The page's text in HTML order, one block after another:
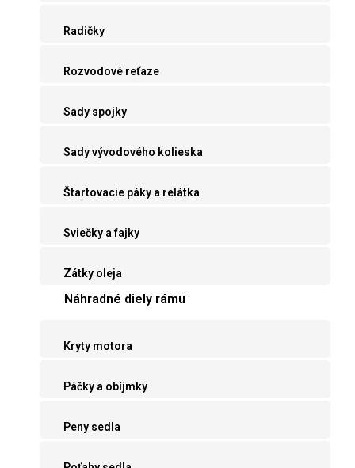
Radičky
Rozvodové reťaze
Sady spojky
Sady vývodového kolieska
Štartovacie páky a relátka
Sviečky a fajky
Zátky oleja
Náhradné diely rámu
Kryty motora
Páčky a obíjmky
Peny sedla